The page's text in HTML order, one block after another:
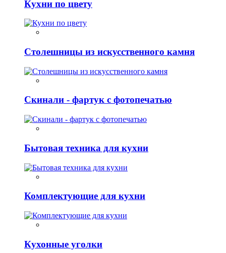
Кухни по цвету
Столешницы из искусственного камня
Скинали - фартук с фотопечатью
Бытовая техника для кухни
Комплектующие для кухни
Кухонные уголки